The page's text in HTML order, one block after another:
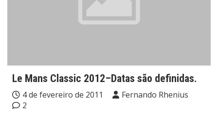
Le Mans Classic 2012–Datas são definidas.
4 de fevereiro de 2011
Fernando Rhenius
2